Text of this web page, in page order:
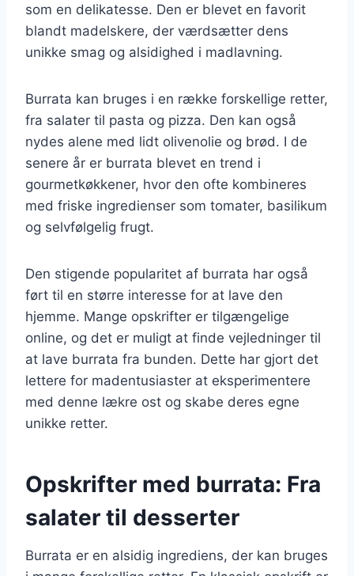
som en delikatesse. Den er blevet en favorit
blandt madelskere, der værdsætter dens
unikke smag og alsidighed i madlavning.
Burrata kan bruges i en række forskellige retter,
fra salater til pasta og pizza. Den kan også
nydes alene med lidt olivenolie og brød. I de
senere år er burrata blevet en trend i
gourmetkøkkener, hvor den ofte kombineres
med friske ingredienser som tomater, basilikum
og selvfølgelig frugt.
Den stigende popularitet af burrata har også
ført til en større interesse for at lave den
hjemme. Mange opskrifter er tilgængelige
online, og det er muligt at finde vejledninger til
at lave burrata fra bunden. Dette har gjort det
lettere for madentusiaster at eksperimentere
med denne lækre ost og skabe deres egne
unikke retter.
Opskrifter med burrata: Fra
salater til desserter
Burrata er en alsidig ingrediens, der kan bruges